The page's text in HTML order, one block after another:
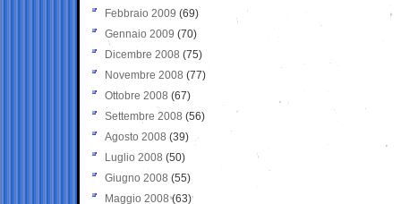
Febbraio 2009 (69)
Gennaio 2009 (70)
Dicembre 2008 (75)
Novembre 2008 (77)
Ottobre 2008 (67)
Settembre 2008 (56)
Agosto 2008 (39)
Luglio 2008 (50)
Giugno 2008 (55)
Maggio 2008(63)